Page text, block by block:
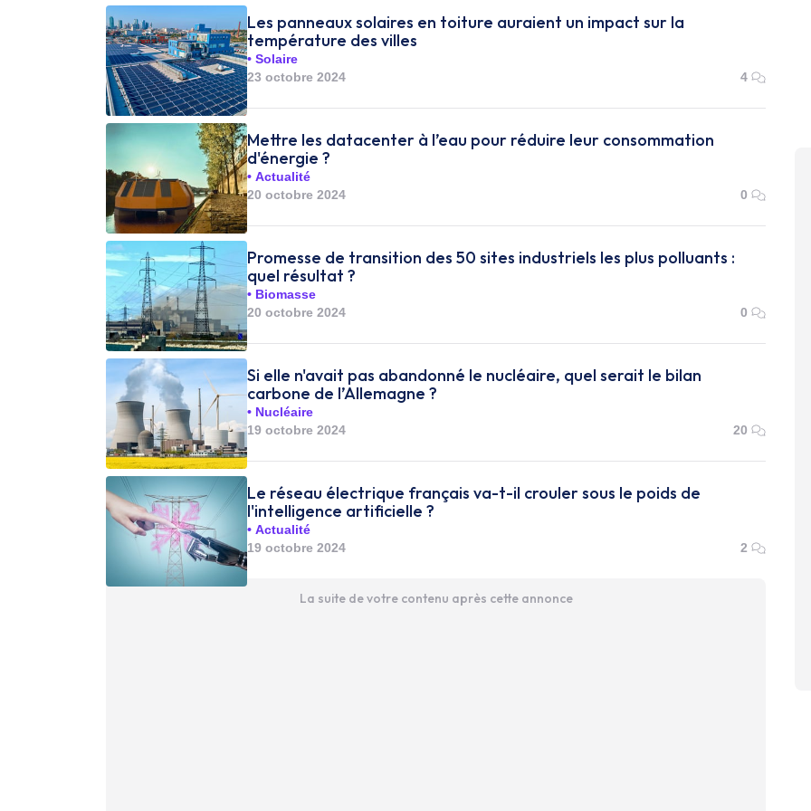
Les panneaux solaires en toiture auraient un impact sur la
température des villes
Solaire
23 octobre 2024
4
Mettre les datacenter à l’eau pour réduire leur consommation
d'énergie ?
Actualité
20 octobre 2024
0
Promesse de transition des 50 sites industriels les plus polluants :
quel résultat ?
Biomasse
20 octobre 2024
0
Si elle n'avait pas abandonné le nucléaire, quel serait le bilan
carbone de l’Allemagne ?
Nucléaire
19 octobre 2024
20
Le réseau électrique français va-t-il crouler sous le poids de
l'intelligence artificielle ?
Actualité
19 octobre 2024
2
La suite de votre contenu après cette annonce